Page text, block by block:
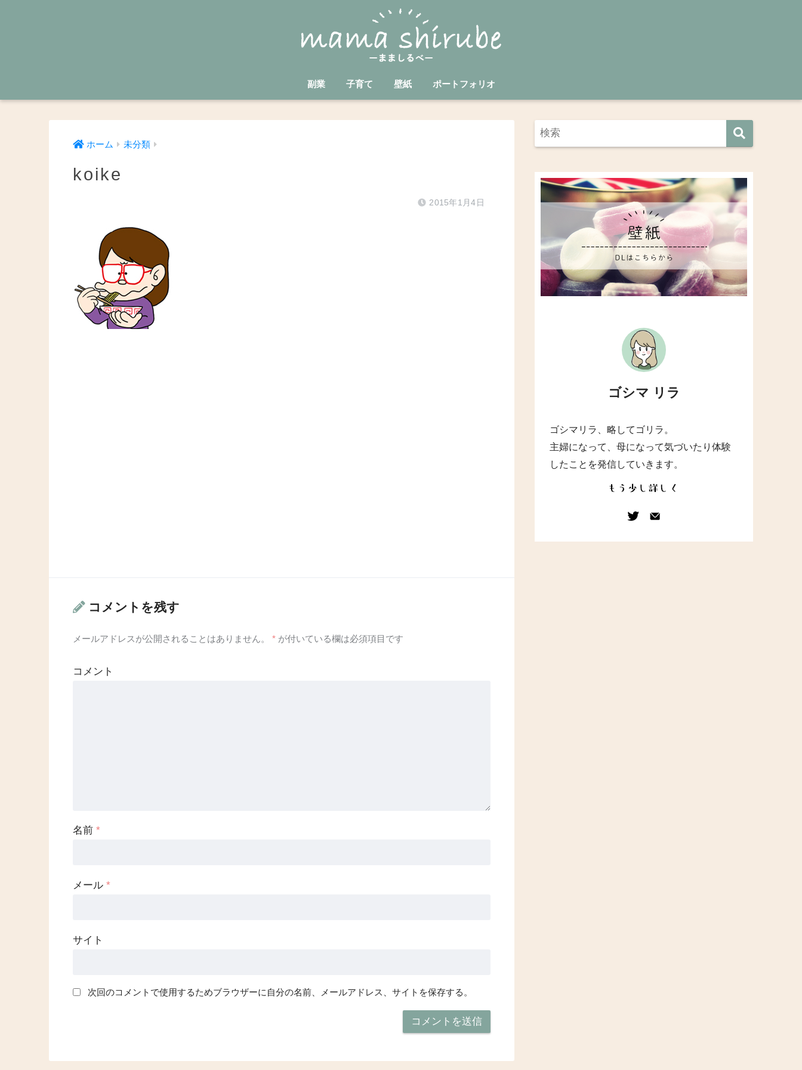
副業 子育て 壁紙 ポートフォリオ
ホーム 未分類
koike
2015年1月4日
コメントを残す
メールアドレスが公開されることはありません。 * が付いている欄は必須項目です
コメント
名前 *
メール *
サイト
次回のコメントで使用するためブラウザーに自分の名前、メールアドレス、サイトを保存する。
ゴシマ リラ
ゴシマリラ、略してゴリラ。
主婦になって、母になって気づいたり体験
したことを発信していきます。